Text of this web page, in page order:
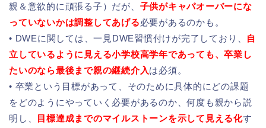
親＆意欲的に頑張る子）だが、 子供がキャパオーバーにな
っていないかは調整してあげる必要があるのかも。
• DWEに関しては、一見DWE習慣付けが完了しており、
自
立しているように見える小学校高学年であっても、卒業し
たいのなら最後まで親の継続介入は必須。
• 卒業という目標があって、そのために具体的にどの課題
をどのようにやっていく必要があるのか、何度も親から説
明し、
目標達成までのマイルストーンを示して見える化す